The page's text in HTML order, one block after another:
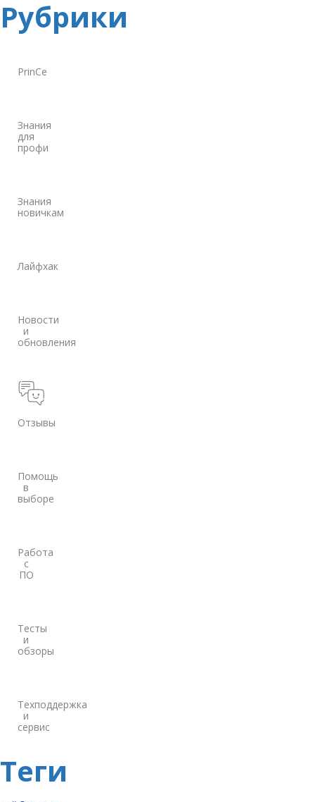
Рубрики
PrinCe
Знания
для
профи
Знания
новичкам
Лайфхак
Новости
и
обновления
Отзывы
Помощь
в
выборе
Работа
с
ПО
Тесты
и
обзоры
Техподдержка
и
сервис
Теги